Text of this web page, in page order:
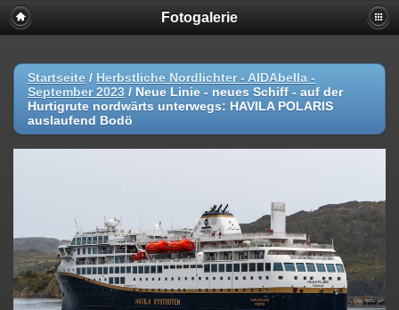
Fotogalerie
Startseite / Herbstliche Nordlichter - AIDAbella -
September 2023 / Neue Linie - neues Schiff - auf der
Hurtigrute nordwärts unterwegs: HAVILA POLARIS
auslaufend Bodö